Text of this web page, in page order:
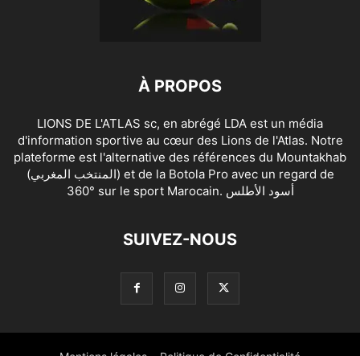
À PROPOS
LIONS DE L'ATLAS sc, en abrégé LDA est un média
d'information sportive au cœur des Lions de l'Atlas. Notre
plateforme est l'alternative des références du Mountakhab
(المنتخب المغربي) et de la Botola Pro avec un regard de
360° sur le sport Marocain. أسود الأطلس
SUIVEZ-NOUS